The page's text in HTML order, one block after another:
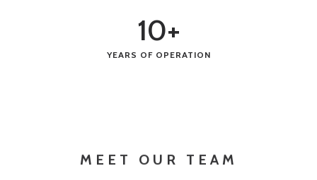
10+
YEARS OF OPERATION
MEET OUR TEAM